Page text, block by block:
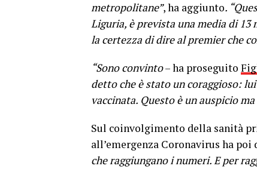
metropolitane”, ha aggiunto.
Liguria, è prevista una media di 13
la certezza di dire al premier che
“Sono convinto– ha proseguito
detto che è stato un coraggioso:
vaccinata. Questo è un auspicio
Sul coinvolgimento della sanità
all’emergenza Coronavirus ha poi
che raggiungano i numeri. E per